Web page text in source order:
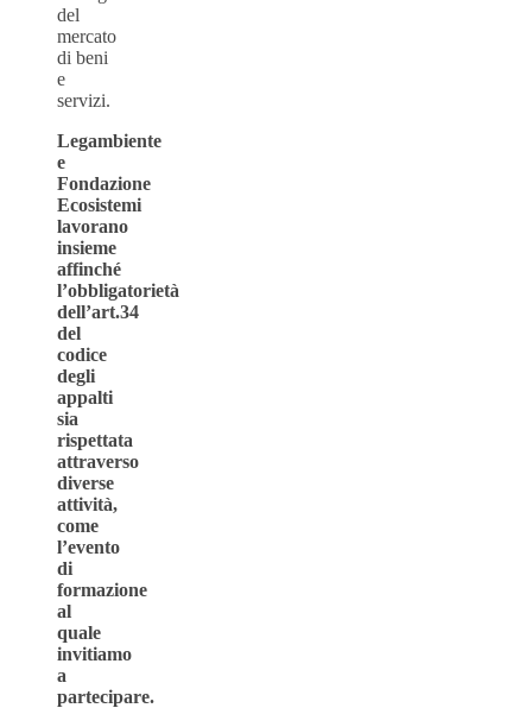
del
mercato
di beni
e
servizi.
Legambiente
e
Fondazione
Ecosistemi
lavorano
insieme
affinché
l’obbligatorietà
dell’art.34
del
codice
degli
appalti
sia
rispettata
attraverso
diverse
attività,
come
l’evento
di
formazione
al
quale
invitiamo
a
partecipare.